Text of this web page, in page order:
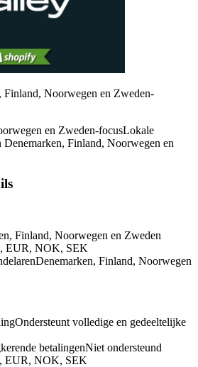
Finland, Noorwegen en Zweden-
en Zweden-focusLokale
Denemarken, Finland, Noorwegen en
Finland, Noorwegen en Zweden
EUR, NOK, SEK
Denemarken, Finland, Noorwegen
Ondersteunt volledige en gedeeltelijke
betalingenNiet ondersteund
EUR, NOK, SEK